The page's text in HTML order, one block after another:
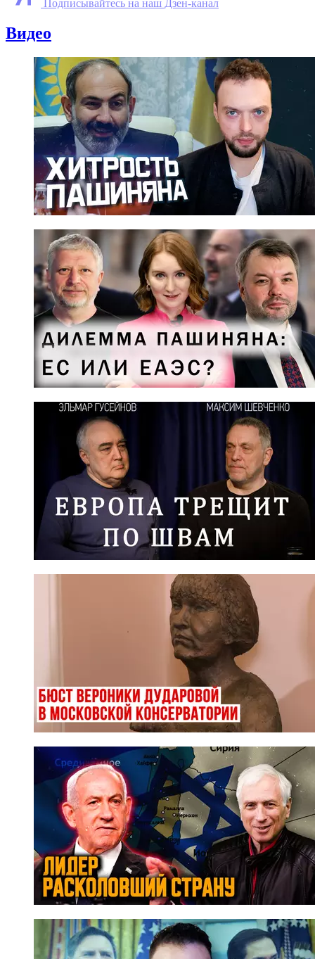
Подписывайтесь на наш Дзен-канал
Видео